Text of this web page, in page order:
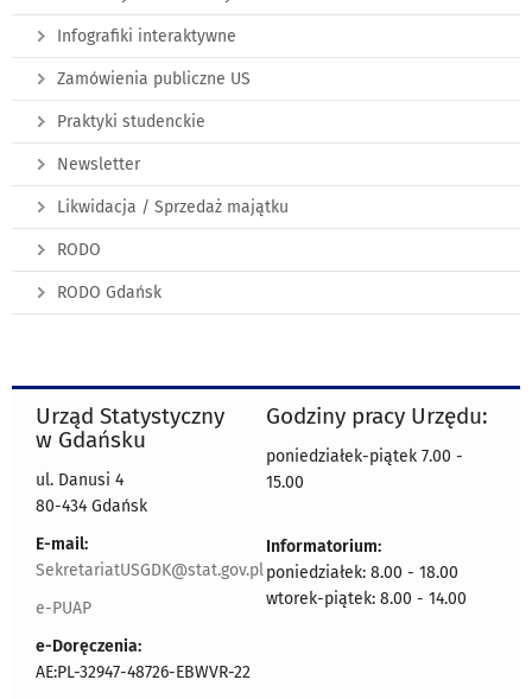
Infografiki interaktywne
Zamówienia publiczne US
Praktyki studenckie
Newsletter
Likwidacja / Sprzedaż majątku
RODO
RODO Gdańsk
Urząd Statystyczny
w Gdańsku
ul. Danusi 4
80-434 Gdańsk
E-mail:
SekretariatUSGDK@stat.gov.pl
e-PUAP
e-Doręczenia:
AE:PL-32947-48726-EBWVR-22
Godziny pracy Urzędu:
poniedziałek-piątek 7.00 -
15.00
Informatorium:
poniedziałek: 8.00 - 18.00
wtorek-piątek: 8.00 - 14.00